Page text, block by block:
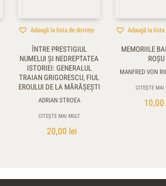
Adaugă la lista de dorințe
ÎNTRE PRESTIGIUL
NUMELUI ŞI NEDREPTATEA
ISTORIEI: GENERALUL
TRAIAN GRIGORESCU, FIUL
EROULUI DE LA MĂRĂŞEŞTI
ADRIAN STROEA
CITEȘTE MAI MULT
20,00 lei
Adaugă la
MEMORIILE
ROŞU
MANFRED VON
CITEȘTE MAI
10,00